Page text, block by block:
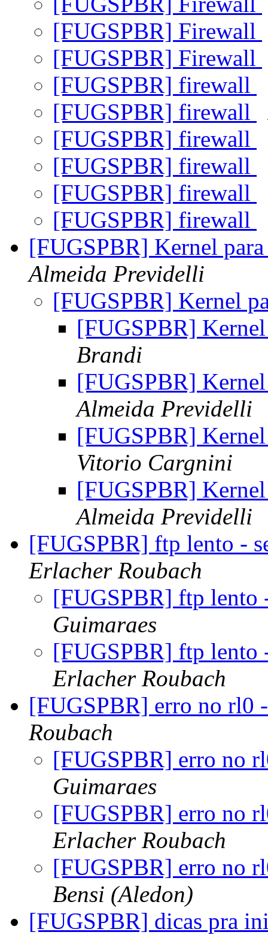
[FUGSPBR] Firewall
[FUGSPBR] Firewall
[FUGSPBR] firewall
[FUGSPBR] firewall
[FUGSPBR] firewall
[FUGSPBR] firewall
[FUGSPBR] firewall
[FUGSPBR] firewall
[FUGSPBR] Kernel
Almeida Previdelli
[FUGSPBR] Kernel
[FUGSPBR]
Brandi
[FUGSPBR]
Almeida Previdelli
[FUGSPBR]
Vitorio Cargnini
[FUGSPBR]
Almeida Previdelli
[FUGSPBR] ftp lento -
Erlacher Roubach
[FUGSPBR] ftp lento
Guimaraes
[FUGSPBR] ftp lento
Erlacher Roubach
[FUGSPBR] erro no rl0
Roubach
[FUGSPBR] erro no
Guimaraes
[FUGSPBR] erro no
Erlacher Roubach
[FUGSPBR] erro no
Bensi (Aledon)
[FUGSPBR] dicas pra